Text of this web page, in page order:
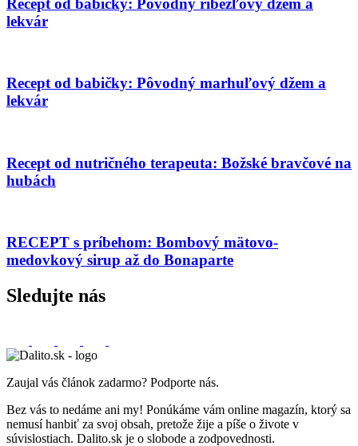
Recept od babičky: Pôvodný ríbezľový džem a
lekvár
Recept od babičky: Pôvodný marhuľový džem a
lekvár
Recept od nutričného terapeuta: Božské bravčové na
hubách
RECEPT s príbehom: Bombový mätovo-
medovkový sirup až do Bonaparte
Sledujte nás
Zaujal vás článok zadarmo? Podporte nás.
Bez vás to nedáme ani my! Ponúkáme vám online magazín, ktorý sa
nemusí hanbiť za svoj obsah, pretože žije a píše o živote v
súvislostiach. Dalito.sk je o slobode a zodpovednosti.